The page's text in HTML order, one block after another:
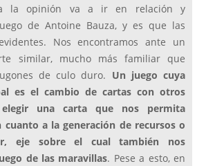
la opinión va a ir en relación y
de Antoine Bauza, y es que las
Nos encontramos ante un
similar, mucho más familiar que
de culo duro. Un juego cuya
es el cambio de cartas con otros
elegir una carta que nos permita
cuanto a la generación de recursos o
eje sobre el cual también nos
de las maravillas. Pese a esto, en